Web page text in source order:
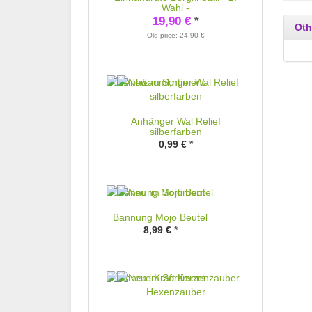
Wahl -
19,90 € *
Old price:24,90 €
Anhänger Wal Relief
silberfarben
0,99 € *
Bannung Mojo Beutel
8,99 € *